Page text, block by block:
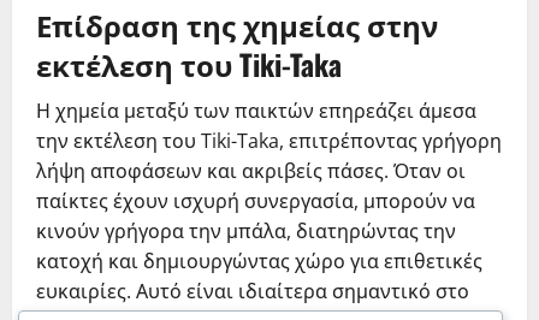
Επίδραση της χημείας στην
εκτέλεση του Tiki-Taka
Η χημεία μεταξύ των παικτών επηρεάζει άμεσα
την εκτέλεση του Tiki-Taka, επιτρέποντας γρήγορη
λήψη αποφάσεων και ακριβείς πάσες. Όταν οι
παίκτες έχουν ισχυρή συνεργασία, μπορούν να
κινούν γρήγορα την μπάλα, διατηρώντας την
κατοχή και δημιουργώντας χώρο για επιθετικές
ευκαιρίες. Αυτό είναι ιδιαίτερα σημαντικό στο